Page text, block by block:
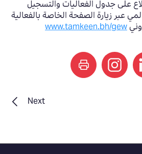
على جدول الفعاليات والتسجيل
عبر زيارة الصفحة الخاصة بالفعالية
www.tamkeen.bh/gew
print
Next